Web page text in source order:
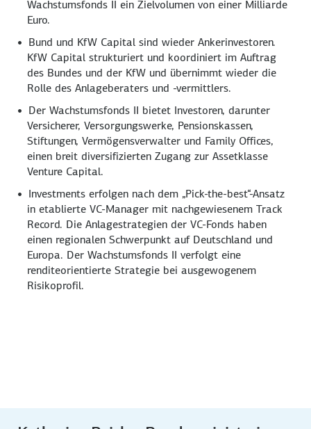
Wachstumsfonds II ein Zielvolumen von einer Milliarde
Euro.
Bund und KfW Capital sind wieder Ankerinvestoren.
KfW Capital strukturiert und koordiniert im Auftrag
des Bundes und der KfW und übernimmt wieder die
Rolle des Anlageberaters und -vermittlers.
Der Wachstumsfonds II bietet Investoren, darunter
Versicherer, Versorgungswerke, Pensionskassen,
Stiftungen, Vermögensverwalter und Family Offices,
einen breit diversifizierten Zugang zur Assetklasse
Venture Capital.
Investments erfolgen nach dem „Pick-the-best“-Ansatz
in etablierte VC-Manager mit nachgewiesenem Track
Record. Die Anlagestrategien der VC-Fonds haben
einen regionalen Schwerpunkt auf Deutschland und
Europa. Der Wachstumsfonds II verfolgt eine
renditeorientierte Strategie bei ausgewogenem
Risikoprofil.